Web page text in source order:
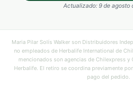
Actualizado: 9 de agosto
Maria Pilar Solís Walker son Distribuidores
no empleados de Herbalife International de
mencionados son agencias de Chilexpress y
Herbalife. El retiro se coordina previamente
pago del pedido.